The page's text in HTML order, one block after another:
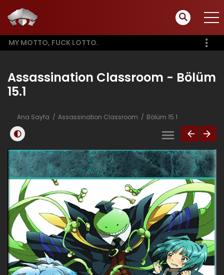
MY MOTTO, FUCK LOTTO.
Assassination Classroom - Bölüm
15.1
Ana Sayfa Assassination Classroom Bölüm 15.1